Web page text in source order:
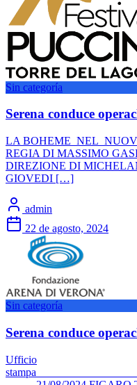
Sin categoría
Serena conduce
LA BOHEME NEL
REGIA DI MASSIMO
DIREZIONE DI
GIOVEDI […]
admin
22 de agosto, 2024
Sin categoría
Serena conduce
Ufficio